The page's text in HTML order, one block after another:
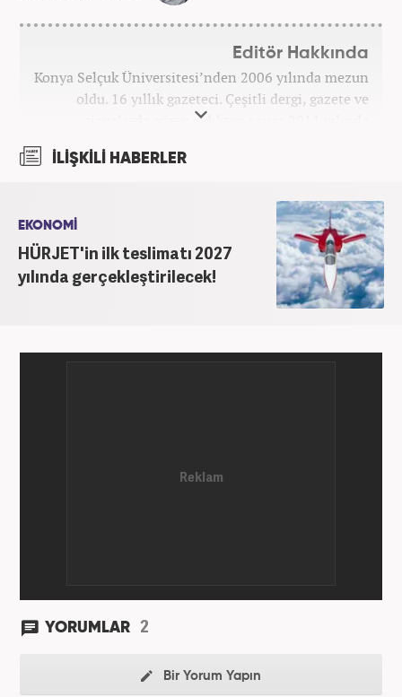
Editör Hakkında
Konya Selçuk Üniversitesi’nden 2006 yılında mezun
oldu. 16 yıllık gazeteci. Çeşitli dergi, gazete ve
ajanslarda görev aldıktan sonra 2011 yılında
röportaja imza attı. Meslek hayatına Haber7.com’da
İLİŞKİLİ HABERLER
EKONOMİ
HÜRJET'in ilk teslimatı 2027
yılında gerçekleştirilecek!
YORUMLAR 2
Bir Yorum Yapın